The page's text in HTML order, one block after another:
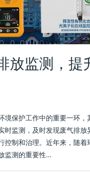
放监测，提
境保护工作中的重要一环，
时监测，及时发现废气排放
控制和治理。近年来，随着
监测的重要性…